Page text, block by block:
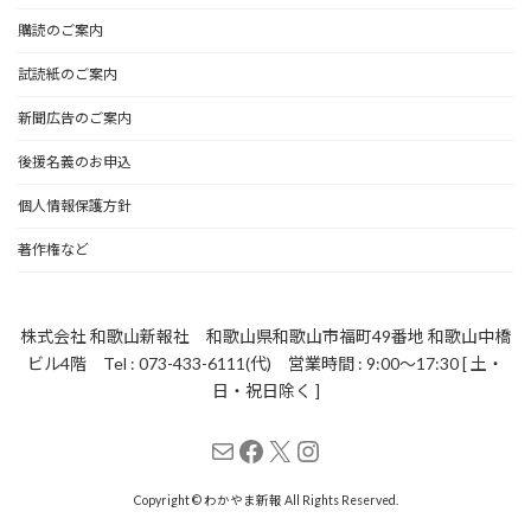
購読のご案内
試読紙のご案内
新聞広告のご案内
後援名義のお申込
個人情報保護方針
著作権など
株式会社 和歌山新報社 和歌山県和歌山市福町49番地 和歌山中橋
ビル4階 Tel : 073-433-6111(代) 営業時間 : 9:00～17:30 [ 土・
日・祝日除く ]
メールFacebook
X Instagram
Copyright © わかやま新報 All Rights Reserved.